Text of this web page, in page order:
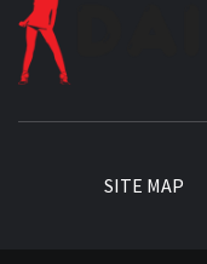
SITE MAP